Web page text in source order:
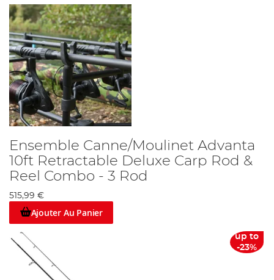
Ensemble Canne/Moulinet Advanta
10ft Retractable Deluxe Carp Rod &
Reel Combo - 3 Rod
515,99 €
Ajouter Au Panier
up to
-23%